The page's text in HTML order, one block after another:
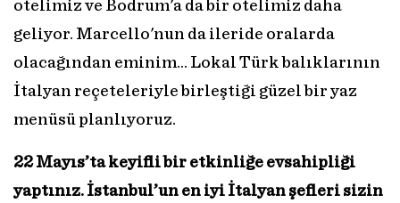
otelimiz ve Bodrum'a da bir otelimiz daha
geliyor. Marcello'nun da ileride oralarda
olacağından eminim… Lokal Türk balıklarının
İtalyan reçeteleriyle birleştiği güzel bir yaz
menüsü planlıyoruz.
22 Mayıs’ta keyifli bir etkinliğe evsahipliği
yaptınız. İstanbul’un en iyi İtalyan şefleri sizin